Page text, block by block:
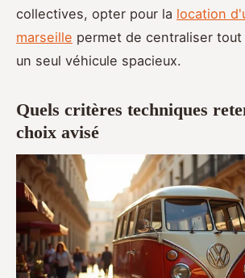
collectives, opter pour la location
marseille permet de centraliser
un seul véhicule spacieux.
Quels critères techniques
choix avisé